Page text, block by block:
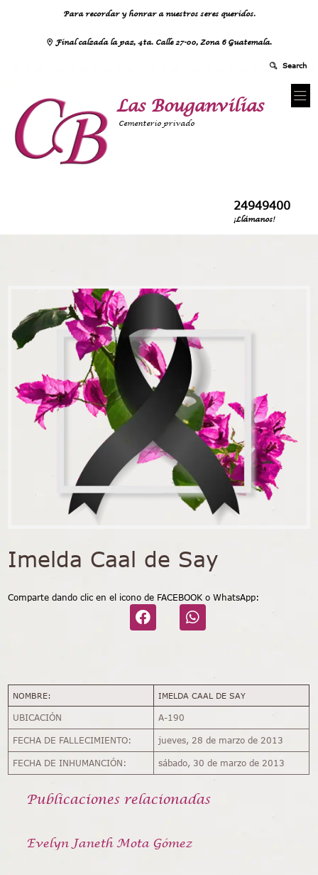
Para recordar y honrar a nuestros seres queridos.
Final calzada la paz, 4ta. Calle 27-00, Zona 6 Guatemala.
Las Bouganvilias
Cementerio privado
24949400
¡Llámanos!
Imelda Caal de Say
Comparte dando clic en el icono de FACEBOOK o WhatsApp:
NOMBRE: IMELDA CAAL DE SAY
UBICACIÓN A-190
FECHA DE FALLECIMIENTO: jueves, 28 de marzo de 2013
FECHA DE INHUMANCIÓN: sábado, 30 de marzo de 2013
Publicaciones relacionadas
Evelyn Janeth Mota Gómez